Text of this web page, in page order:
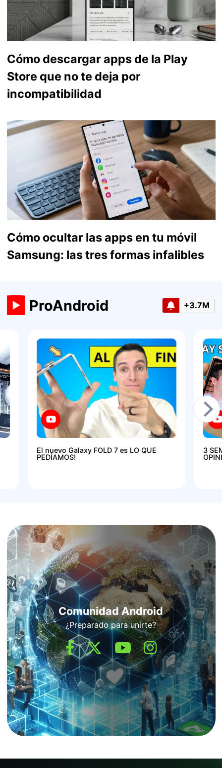
Cómo descargar apps de la Play
Store que no te deja por
incompatibilidad
Cómo ocultar las apps en tu móvil
Samsung: las tres formas infalibles
ProAndroid +3.7M
El nuevo Galaxy FOLD 7 es LO QUE
PEDÍAMOS!
3
Comunidad Android
¿Preparado para unirte?